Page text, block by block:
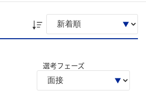
選考フェーズ